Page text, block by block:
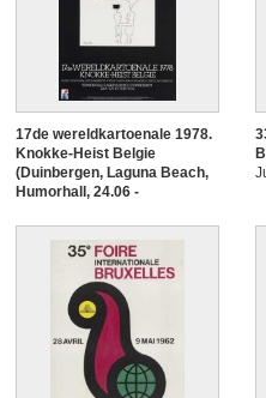
17de wereldkartoenale 1978.
Knokke-Heist Belgie
(Duinbergen, Laguna Beach,
Humorhall, 24.06 -
Julian Key (Julien Keymolen)